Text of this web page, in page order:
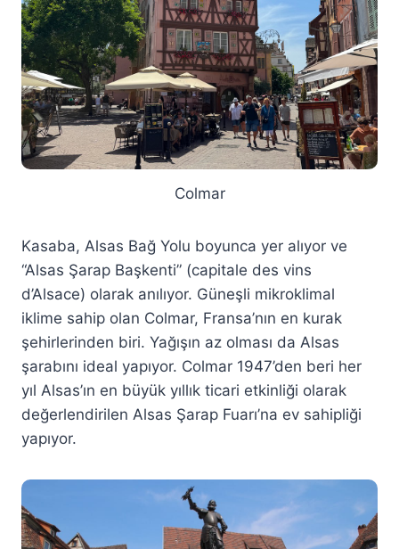
Colmar
Kasaba, Alsas Bağ Yolu boyunca yer alıyor ve
“Alsas Şarap Başkenti” (capitale des vins
d’Alsace) olarak anılıyor. Güneşli mikroklimal
iklime sahip olan Colmar, Fransa’nın en kurak
şehirlerinden biri. Yağışın az olması da Alsas
şarabını ideal yapıyor. Colmar 1947’den beri her
yıl Alsas’ın en büyük yıllık ticari etkinliği olarak
değerlendirilen Alsas Şarap Fuarı’na ev sahipliği
yapıyor.